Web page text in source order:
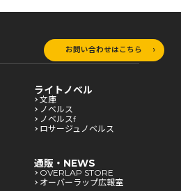
お問い合わせはこちら
ライトノベル
文庫
ノベルス
ノベルスf
ロサージュノベルス
通販・NEWS
OVERLAP STORE
オーバーラップ広報室